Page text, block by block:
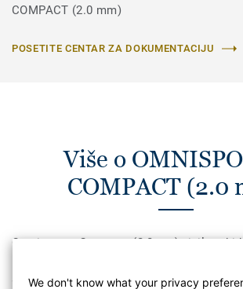
COMPACT (2.0 mm)
POSETITE CENTAR ZA DOKUMENTACIJU
Više o
COMPACT (2.0
Omnisports Compact (2.0mm) vinil pod
prostorije sa tegovima i područja velike
sportskih objekata, kao što su hodnici,
We don't know what your privacy